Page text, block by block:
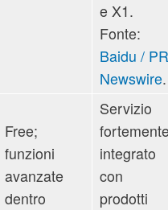
e X1.
Fonte:
Baidu / PR
Newswire.
Free;
funzioni
avanzate
dentro
Servizio
integrato
con
prodotti